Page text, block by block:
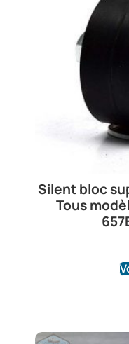
Silent bloc
Tous